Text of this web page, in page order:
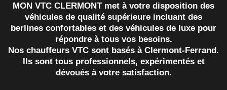
MON VTC CLERMONT met à votre disposition des
véhicules de qualité supérieure incluant des
berlines confortables et des véhicules de luxe pour
répondre à tous vos besoins.
Nos chauffeurs VTC sont basés à Clermont-Ferrand.
Ils sont tous professionnels, expérimentés et
dévoués à votre satisfaction.